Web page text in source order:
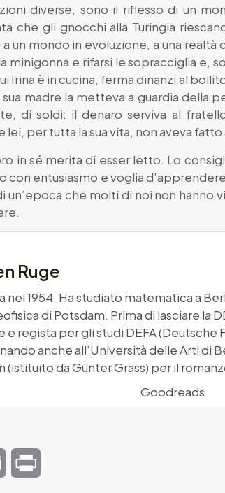
diverse, sono il riflesso di un
che gli gnocchi alla Turingia
un mondo in evoluzione, a una
minigonna e rifarsi le sopracciglia e,
Irina è in cucina, ferma dinanzi al
madre la metteva a guardia della
di soldi: il denaro serviva al
lei, per tutta la sua vita, non aveva
in sé merita di esser letto. Lo
con entusiasmo e voglia
un’epoca che molti di noi non hanno
Ruge
nel 1954. Ha studiato matematica a
di Potsdam. Prima di lasciare la
regista per gli studi DEFA (Deutsche
anche all’Università delle Arti di
(istituito da Günter Grass) per il
Goodreads
Email